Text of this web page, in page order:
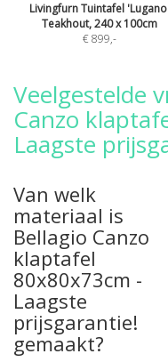
Livingfurn Tuintafel
Teakhout, 240 x 100cm
€ 899,-
Veelgestelde
Canzo
Laagste
Van welk
materiaal is
Bellagio Canzo
klaptafel
80x80x73cm -
Laagste
prijsgarantie!
gemaakt?